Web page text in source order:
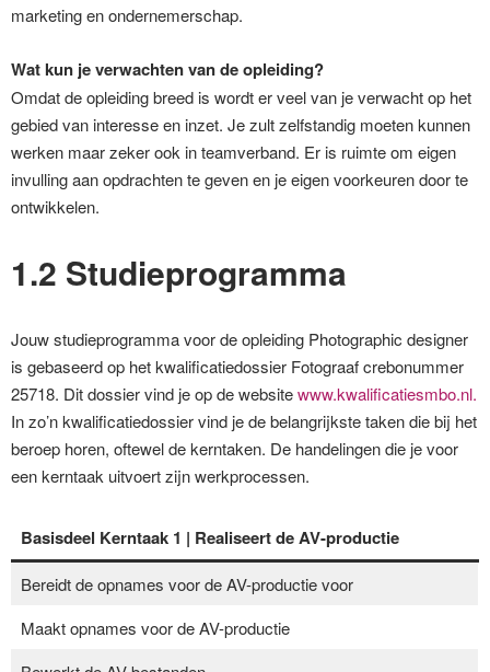
marketing en ondernemerschap.
Wat kun je verwachten van de opleiding?
Omdat de opleiding breed is wordt er veel van je verwacht op het
gebied van interesse en inzet. Je zult zelfstandig moeten kunnen
werken maar zeker ook in teamverband. Er is ruimte om eigen
invulling aan opdrachten te geven en je eigen voorkeuren door te
ontwikkelen.
1.2 Studieprogramma
Jouw studieprogramma voor de opleiding Photographic designer
is gebaseerd op het kwalificatiedossier Fotograaf crebonummer
25718. Dit dossier vind je op de websitewww.kwalificatiesmbo.nl.
In zo’n kwalificatiedossier vind je de belangrijkste taken die bij het
beroep horen, oftewel de kerntaken. De handelingen die je voor
een kerntaak uitvoert zijn werkprocessen.
Basisdeel Kerntaak 1 | Realiseert de AV-productie
Bereidt de opnames voor de AV-productie voor
Maakt opnames voor de AV-productie